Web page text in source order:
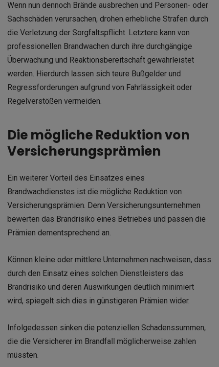
Wenn nun dennoch Brände ausbrechen und Personen- oder
Sachschäden verursachen, drohen erhebliche Strafen durch
die Verletzung der Sorgfaltspflicht. Letztere kann von
professionellen Brandwachen durch ihre durchgängige
Überwachung und Reaktionsbereitschaft gewährleistet
werden. Hierdurch lassen sich teure Bußgelder und
Regressforderungen aufgrund von Fahrlässigkeit oder
Regelverstößen vermeiden.
Die mögliche Reduktion von
Versicherungsprämien
Ein weiterer Vorteil des Einsatzes eines
Brandwachdienstes ist die mögliche Reduktion von
Versicherungsprämien. Denn Versicherungsunternehmen
bewerten das Brandrisiko eines Betriebes und passen die
Prämien dementsprechend an.
Können kleine oder mittlere Unternehmen nachweisen, dass
durch den Einsatz eines solchen Dienstleisters das
Brandrisiko und deren Auswirkungen deutlich minimiert
wird, spiegelt sich dies in günstigeren Prämien wider.
Infolgedessen sinken die potenziellen Schadenssummen,
die die Versicherer im Brandfall möglicherweise zahlen
müssten.